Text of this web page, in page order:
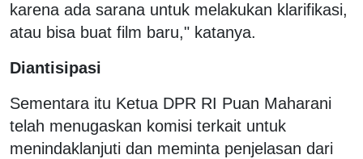
karena ada sarana untuk melakukan klarifikasi,
atau bisa buat film baru," katanya.
Diantisipasi
Sementara itu Ketua DPR RI Puan Maharani
telah menugaskan komisi terkait untuk
menindaklanjuti dan meminta penjelasan dari